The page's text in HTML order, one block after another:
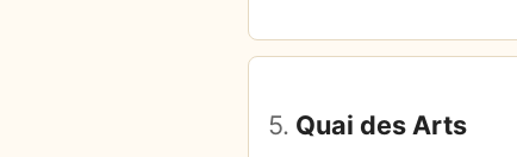
5. Quai des Arts